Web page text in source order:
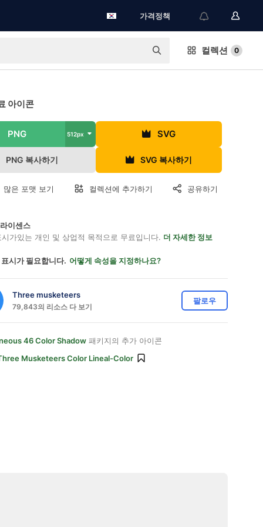
가격정책
컬렉션 0
아이콘
PNG 512px SVG
PNG 복사하기 SVG 복사하기
많은 포맷 보기 컬렉션에 추가하기 공유하기
이센스
가있는 개인 및 상업적 목적으로 무료입니다. 더 자세한 정보
시가 필요합니다. 어떻게 속성을 지정하나요?
Three musketeers
79,843의 리소스 다 보기
팔로우
46 Color Shadow 패키지의 추가 아이콘
Musketeers Color Lineal-Color